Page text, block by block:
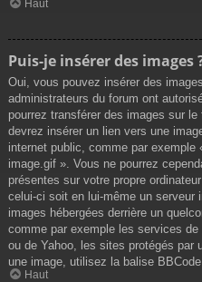
Haut
Puis-je insérer des images
Oui, vous pouvez insérer des
administrateurs du forum ont
pourrez transférer des images sur
devrez insérer un lien vers une
internet public, comme par
image.gif ». Vous ne pourrez
présentes sur votre propre
celui-ci soit en lui-même un serveur
images hébergées derrière un
comme par exemple les services
ou de Yahoo, les sites protégés par
une image, utilisez la balise
Haut